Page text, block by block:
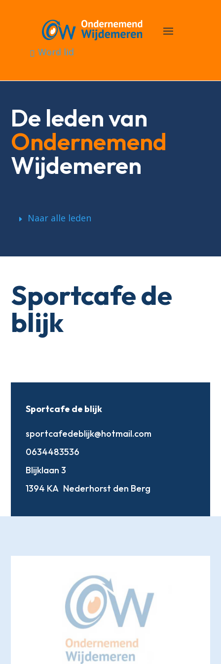
Word lid
De leden van
Ondernemend
Wijdemeren
Naar alle leden
Sportcafe de
blijk
Sportcafe de blijk
sportcafedeblijk@hotmail.com
0634483536
Blijklaan 3
1394 KA Nederhorst den Berg